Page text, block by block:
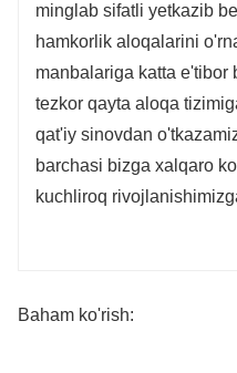
minglab sifatli yetkazib
hamkorlik aloqalarini
manbalariga katta e'tibor
tezkor qayta aloqa
qat'iy sinovdan
barchasi bizga xalqaro
kuchliroq
Baham ko'rish: